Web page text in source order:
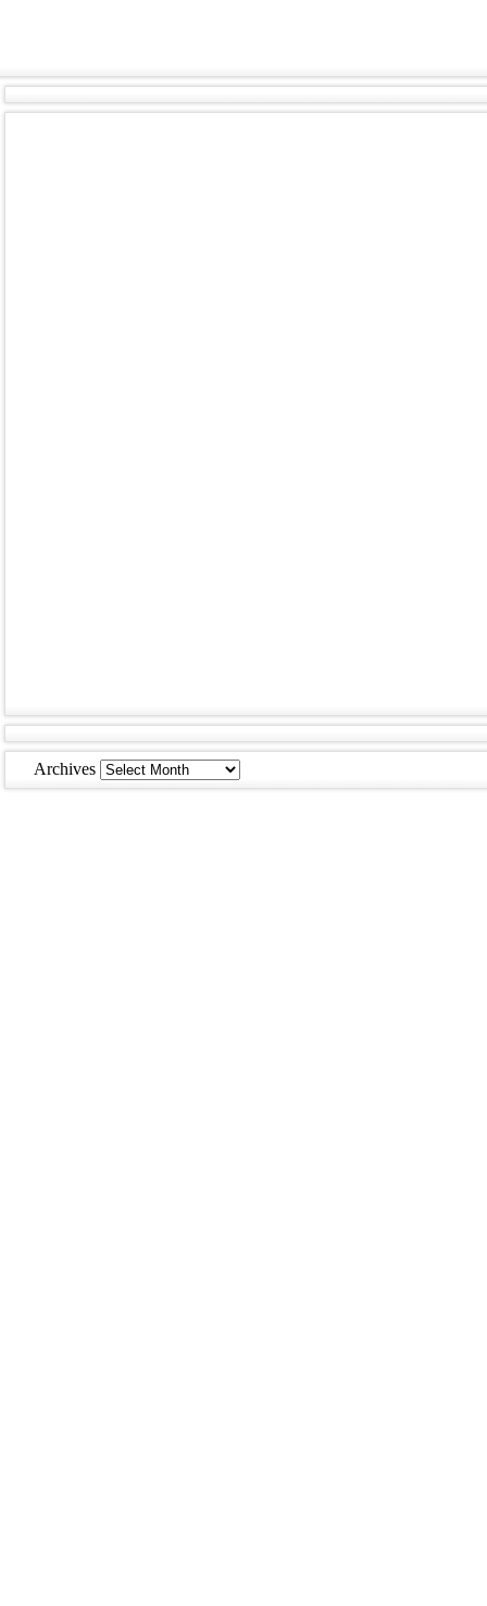
Archives Archives